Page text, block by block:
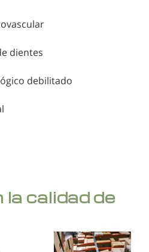
dientes
debilitado
la calidad de